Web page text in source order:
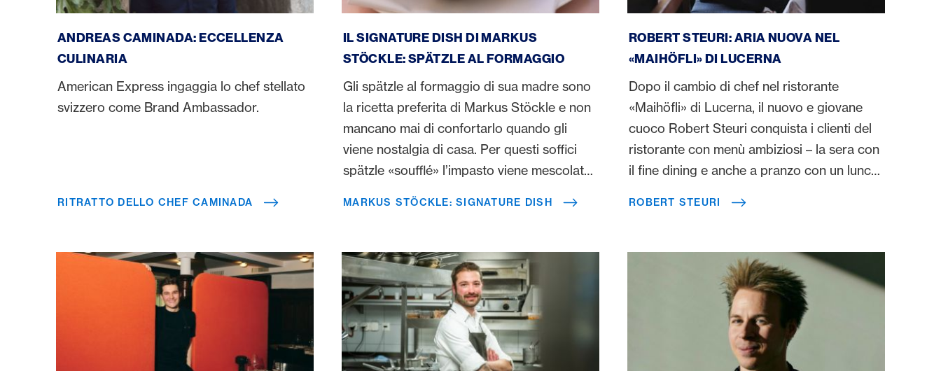
ANDREAS CAMINADA: ECCELLENZA
CULINARIA
American Express ingaggia lo chef stellato
svizzero come Brand Ambassador.
RITRATTO DELLO CHEF CAMINADA
IL SIGNATURE DISH DI MARKUS
STÖCKLE: SPÄTZLE AL FORMAGGIO
Gli spätzle al formaggio di sua madre sono
la ricetta preferita di Markus Stöckle e non
mancano mai di confortarlo quando gli
viene nostalgia di casa. Per questi soffici
spätzle «soufflé» l’impasto viene mescolato
soddisfazione.
MARKUS STÖCKLE: SIGNATURE DISH
ROBERT STEURI: ARIA NUOVA NEL
«MAIHÖFLI» DI LUCERNA
Dopo il cambio di chef nel ristorante
«Maihöfli» di Lucerna, il nuovo e giovane
cuoco Robert Steuri conquista i clienti del
ristorante con menù ambiziosi – la sera con
il fine dining e anche a pranzo con un lunch
ROBERT STEURI